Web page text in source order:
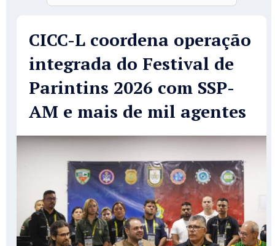
CICC-L coordena operação
integrada do Festival de
Parintins 2026 com SSP-
AM e mais de mil agentes